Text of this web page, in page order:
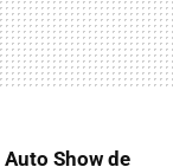
Auto Show de